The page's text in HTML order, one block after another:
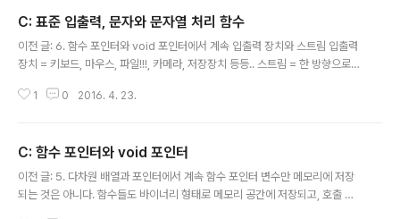
식을 취한다. struct person { char name[20]; int age; }; struct person
man; strcpy(man.na..
C: 표준 입출력, 문자와 문자열 처리 함수
이전 글: 6. 함수 포인터와 void 포인터에서 계속 입출력 장치와 스트림 입출력
장치 = 키보드, 마우스, 파일!!!, 카메라, 저장장치 등등.. 스트림 = 한 방향으로
어로 구현되어 있는, 가상의 다리(브릿지) 운영체제는 외부 장치와 프로그램과
로그램이 종료되면 자동으로 소멸된다. 이들은 표준 스트림이라 한다. * stdin
표준 입력 스트림 (키보드) * stdout 표준 출력 스트림(모니터) * stderr 표준
에러 스트림(모니터) 표준 입출력과 버퍼 표준 입출력 함수..
1 0 2016. 4. 23.
C: 함수 포인터와 void 포인터
이전 글: 5. 다차원 배열과 포인터에서 계속 함수 포인터 변수만 메모리에 저장
되는 것은 아니다. 함수들도 바이너리 형태로 메모리 공간에 저장되고, 호출 시